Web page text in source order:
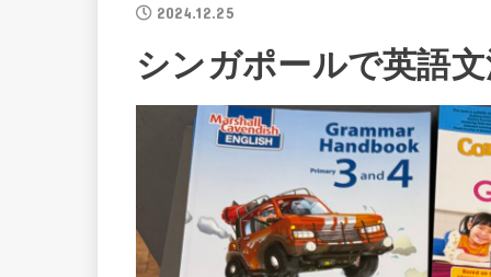
2024.12.25
シンガポールで英語